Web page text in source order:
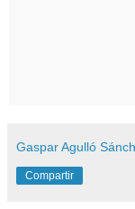
Gaspar Agulló
Compartir